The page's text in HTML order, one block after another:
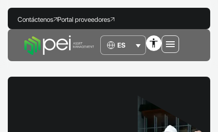
Contáctenos Portal proveedores